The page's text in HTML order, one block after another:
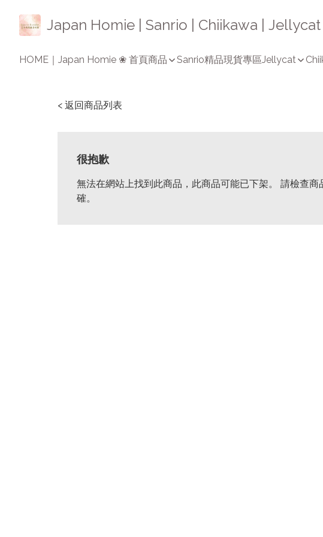
Japan Homie | Sanrio | Chiikawa |
HOME｜Japan Homie ❀ 首頁商品 Sanrio精品現貨專區Jellycat
< 返回商品列表
很抱歉
無法在網站上找到此商品，此商品可能已下架。 請檢查商
確。